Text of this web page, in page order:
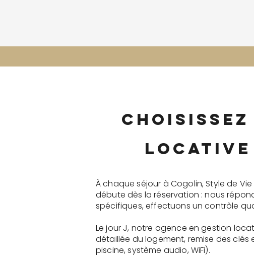
locative
À chaque séjour à Cogolin, Style de
débute dès la réservation : nous
spécifiques, effectuons un contrôle
Le jour J, notre agence en gestion
détaillée du logement, remise des
piscine, système audio, WiFi).